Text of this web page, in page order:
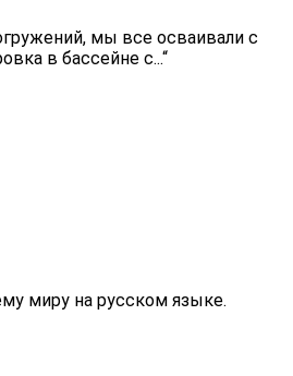
мы все осваивали с
в бассейне с...“
миру на русском языке.